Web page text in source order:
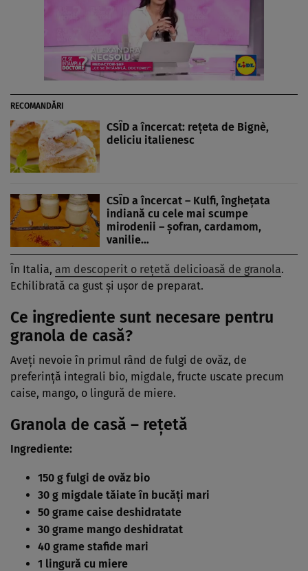
RECOMANDĂRI
CSÎD a încercat: rețeta de Bignè,
deliciu italienesc
CSÎD a încercat – Kulfi, îngheţata
indiană cu cele mai scumpe
mirodenii – şofran, cardamom,
vanilie…
În Italia, am descoperit o rețetă delicioasă de granola.
Echilibrată ca gust și ușor de preparat.
Ce ingrediente sunt necesare pentru
granola de casă?
Aveți nevoie în primul rând de fulgi de ovăz, de
preferință integrali bio, migdale, fructe uscate precum
caise, mango, o lingură de miere.
Granola de casă – rețetă
Ingrediente:
150 g fulgi de ovăz bio
30 g migdale tăiate în bucăți mari
50 grame caise deshidratate
30 grame mango deshidratat
40 grame stafide mari
1 lingură cu miere